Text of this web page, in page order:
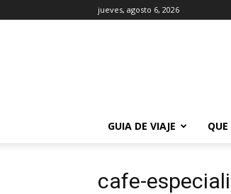
jueves, agosto 6, 2026
GUIA DE VIAJE
QUE
cafe-